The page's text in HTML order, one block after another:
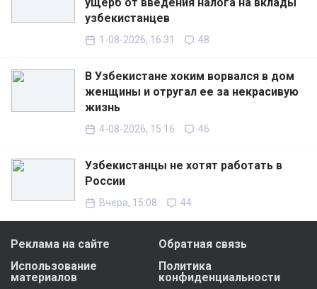
ущерб от введения налога на вклады
узбекистанцев
1-08-2026, 16:31 48
В Узбекистане хоким ворвался в дом
женщины и отругал ее за некрасивую
жизнь
4-08-2026, 15:16 46
Узбекистанцы не хотят работать в
России
Вчера, 15:08 44
Реклама на сайте
Обратная связь
Использование
материалов
Политика
конфиденциальности